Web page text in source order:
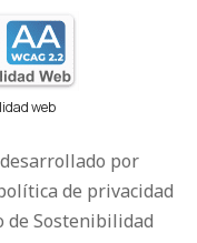
web
por
de privacidad
Sostenibilidad